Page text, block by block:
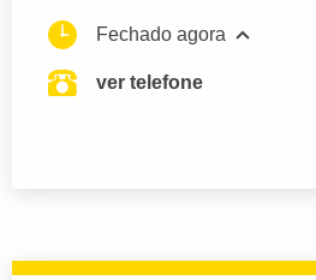
Fechado agora
ver telefone